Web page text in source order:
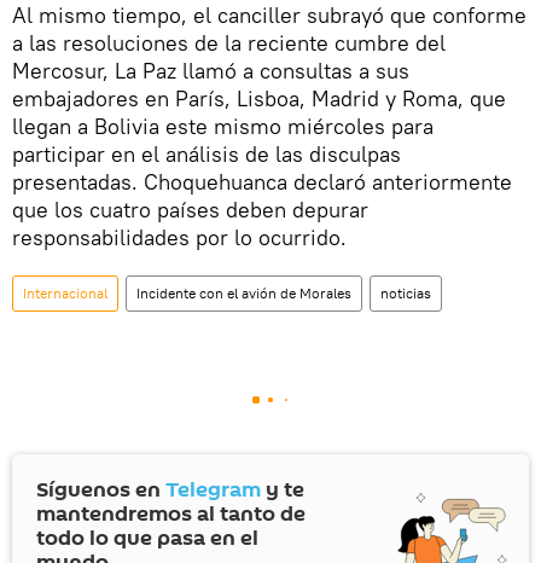
Al mismo tiempo, el canciller subrayó que conforme
a las resoluciones de la reciente cumbre del
Mercosur, La Paz llamó a consultas a sus
embajadores en París, Lisboa, Madrid y Roma, que
llegan a Bolivia este mismo miércoles para
participar en el análisis de las disculpas
presentadas. Choquehuanca declaró anteriormente
que los cuatro países deben depurar
responsabilidades por lo ocurrido.
Internacional Incidente con el avión de Morales noticias
Síguenos en Telegram y te
mantendremos al tanto de
todo lo que pasa en el